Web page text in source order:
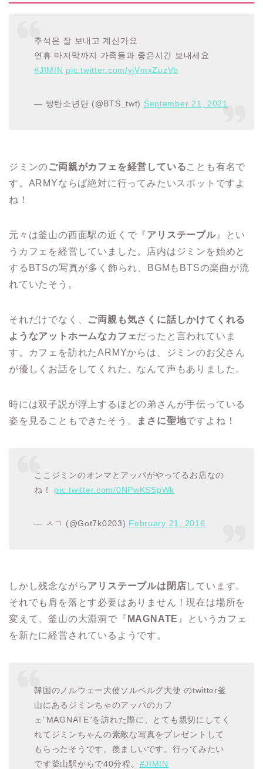
추석은 잘 보내고 계신가요
연휴 마지막까지 가족들과 좋은시간 보내세요
#JIMIN pic.twitter.com/yjVmxZuzVb
— 방탄소년단 (@BTS_twt) September 21, 2021
ジミンのご両親がカフェを経営していることも有名で
す。ARMYならば絶対に行ってみたいスポットですよ
ね！
元々は釜山の西面駅の近くで『アリステーブル』とい
うカフェを経営していました。店内はジミンを始めと
するBTSの写真が多く飾られ、BGMもBTSの楽曲が流
れていたそう。
それだけでなく、 ご両親も気さくに話しかけてくれる
ようなアットホームなカフェだったと言われていま
す。カフェを訪れたARMYからは、ジミンのお父さん
が優しくお話をしてくれた、なんて声もありました。
時には双子説が浮上するほどの弟さんが手伝っている
姿を見ることもできたそう。
まさに聖地ですよね！
ここジミンのオンマとアッパがやってるお店なの
ね！ pic.twitter.com/0NPwKSSpWk
— ㅅㄱ (@Got7k0203) February 21, 2016
しかし残念ながらアリステーブルは閉店しています。
それでも肩を落とす必要はありません！現在は場所を
変えて、釜山の大淵洞で『 MAGNATE 』というカフェ
を新たに経営されているようです。
韓国のノルウェー大使ソルベルグ大使 のtwitter釜
山にあるジミンちゃのアッパのカフ
ェ”MAGNATE”を訪れた際に、とても親切にしてく
れてジミンちゃんの素敵な写真をプレゼントして
もらったそうです。羨ましいです。行ってみたい
です釜山駅からで40分程。 #JIMIN